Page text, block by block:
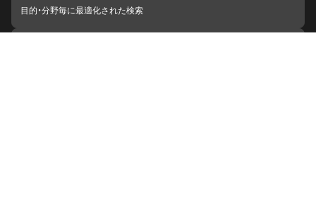
目的・分野毎に最適化された検索